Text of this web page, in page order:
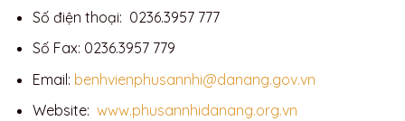
Số điện thoại: 0236.3957 777
Số Fax: 0236.3957 779
Email: benhvienphusannhi@danang.gov.vn
Website: www.phusannhidanang.org.vn